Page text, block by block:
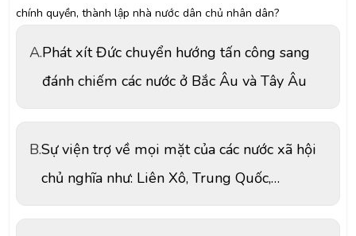
chính quyền, thành lập nhà nước dân chủ nhân dân?
A.Phát xít Đức chuyển hướng tấn công sang
đánh chiếm các nước ở Bắc Âu và Tây Âu
B.Sự viện trợ về mọi mặt của các nước xã hội
chủ nghĩa như: Liên Xô, Trung Quốc,…